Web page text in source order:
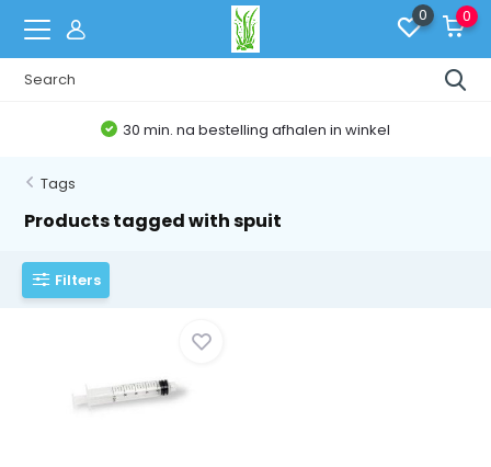
0 0
30 min. na bestelling afhalen in winkel
Tags
Products tagged with spuit
Filters